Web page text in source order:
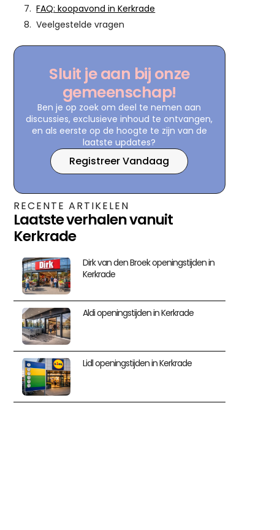
FAQ: koopavond in Kerkrade
Veelgestelde vragen
Sluit je aan bij onze
gemeenschap!
Ben je op zoek om deel te nemen aan
discussies, exclusieve inhoud te ontvangen,
en als eerste op de hoogte te zijn van de
laatste updates?
Registreer Vandaag
RECENTE ARTIKELEN
Laatste verhalen vanuit
Kerkrade
Dirk van den Broek openingstijden in
Kerkrade
Aldi openingstijden in Kerkrade
Lidl openingstijden in Kerkrade